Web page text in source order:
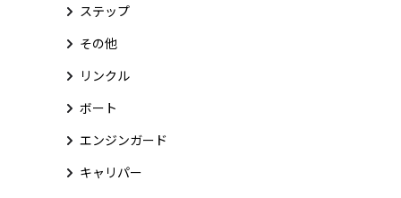
ステップ
その他
リンクル
ボート
エンジンガード
キャリパー